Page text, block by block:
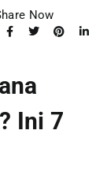
Now
Ini 7